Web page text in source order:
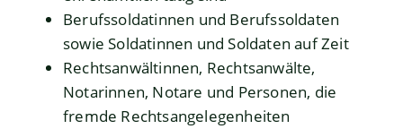
Berufssoldatinnen und Berufssoldaten
sowie Soldatinnen und Soldaten auf Zeit
Rechtsanwältinnen, Rechtsanwälte,
Notarinnen, Notare und Personen, die
fremde Rechtsangelegenheiten